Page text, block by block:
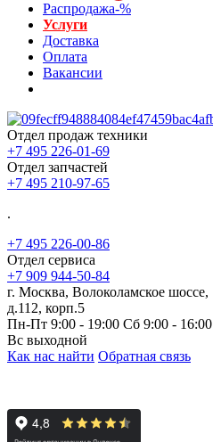
Распродажа-%
Услуги
Доставка
Оплата
Вакансии
Отдел продаж техники
+7 495 226-01-69
Отдел запчастей
+7 495 210-97-65
.
+7 495 226-00-86
Отдел сервиса
+7 909 944-50-84
г. Москва, Волоколамское шоссе,
д.112, корп.5
Пн-Пт 9:00 - 19:00 Сб 9:00 - 16:00
Вс выходной
Как нас найти Обратная связь